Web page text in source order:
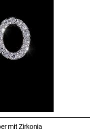
mit Zirkonia